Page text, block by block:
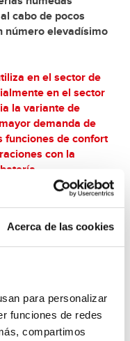
Acerca de las cookies
para personalizar
funciones de redes
compartimos
cabo de pocos
número elevadísimo
en el sector de
en el sector
la variante de
demanda de
funciones de confort
con la